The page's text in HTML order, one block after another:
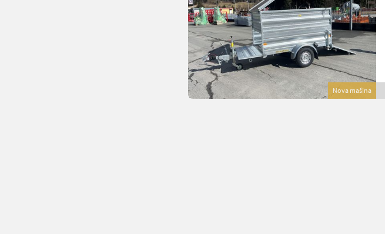
Nova mašina